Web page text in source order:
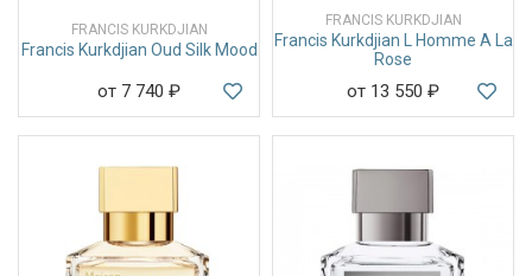
FRANCIS KURKDJIAN
Francis Kurkdjian Oud Silk Mood
от 7 740 ₽
FRANCIS KURKDJIAN
Francis Kurkdjian L Homme A La
Rose
от 13 550 ₽